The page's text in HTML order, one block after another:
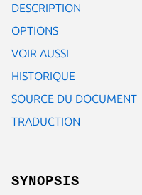
DESCRIPTION
OPTIONS
VOIR AUSSI
HISTORIQUE
SOURCE DU DOCUMENT
TRADUCTION
SYNOPSIS